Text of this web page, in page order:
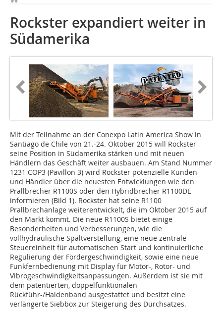
Rockster expandiert weiter in
Südamerika
Mit der Teilnahme an der Conexpo Latin America Show in
Santiago de Chile von 21.-24. Oktober 2015 will Rockster
seine Position in Südamerika stärken und mit neuen
Händlern das Geschäft weiter ausbauen. Am Stand Nummer
1231 COP3 (Pavillon 3) wird Rockster potenzielle Kunden
und Händler über die neuesten Entwicklungen wie den
Prallbrecher R1100S oder den Hybridbrecher R1100DE
informieren (Bild 1). Rockster hat seine R1100
Prallbrechanlage weiterentwickelt, die im Oktober 2015 auf
den Markt kommt. Die neue R1100S bietet einige
Besonderheiten und Verbesserungen, wie die
vollhydraulische Spaltverstellung, eine neue zentrale
Steuereinheit für automatischen Start und kontinuierliche
Regulierung der Fördergeschwindigkeit, sowie eine neue
Funkfernbedienung mit Display für Motor-, Rotor- und
Vibrogeschwindigkeitsanpassungen. Außerdem ist sie mit
dem patentierten, doppelfunktionalen
Rückführ-/Haldenband ausgestattet und besitzt eine
verlängerte Siebbox zur Steigerung des Durchsatzes.